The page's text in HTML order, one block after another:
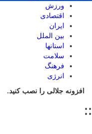
ورزش
اقتصادی
ایران
بین الملل
استانها
سلامت
فرهنگ
انرژی
افزونه جلالی را نصب کنید.
::